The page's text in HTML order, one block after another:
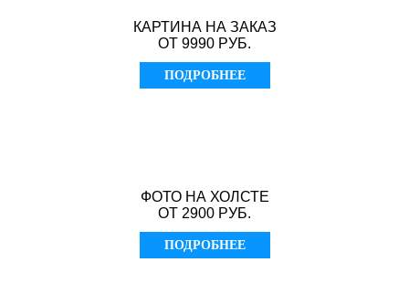
КАРТИНА НА ЗАКАЗ
ОТ 9990 РУБ.
ПОДРОБНЕЕ
ФОТО НА ХОЛСТЕ
ОТ 2900 РУБ.
ПОДРОБНЕЕ